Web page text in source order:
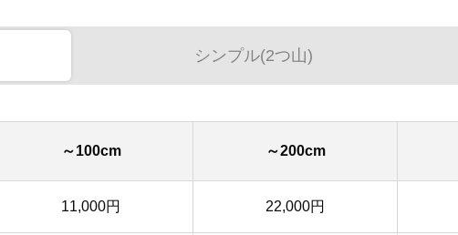
シンプル(2つ山)
～100cm ～200cm
11,000円 22,000円